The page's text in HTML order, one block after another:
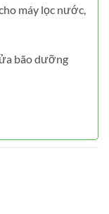
máy lọc nước,
bão dưỡng